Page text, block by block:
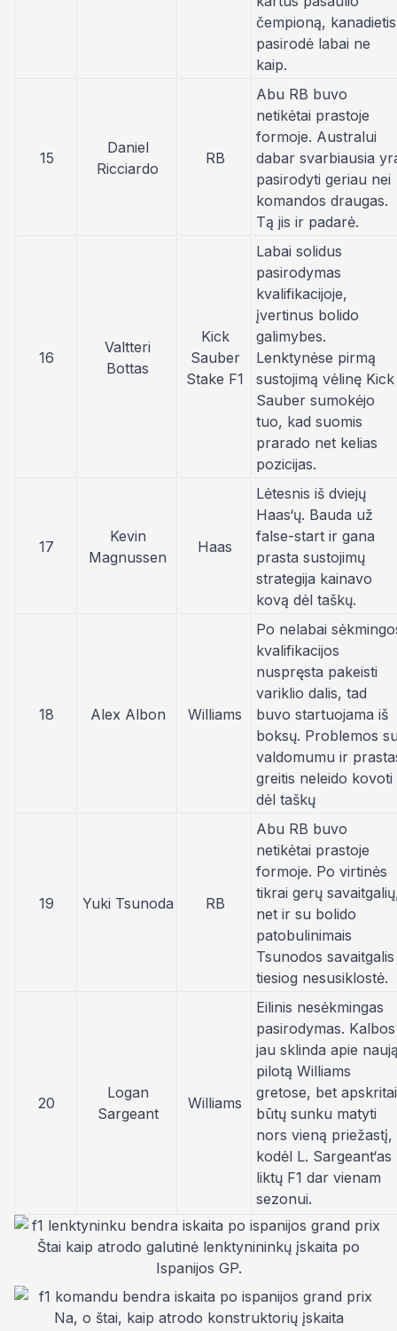
čempioną, kanadietis
pasirodė labai ne
kaip.
15
Daniel
Ricciardo
RB
Abu RB buvo
netikėtai prastoje
formoje. Australui
dabar svarbiausia
pasirodyti geriau nei
komandos draugas.
Tą jis ir padarė.
16
Valtteri
Bottas
Kick
Sauber
Stake F1
Labai solidus
pasirodymas
kvalifikacijoje,
įvertinus bolido
galimybes.
Lenktynėse pirmą
sustojimą vėlinę Kick
Sauber sumokėjo
tuo, kad suomis
prarado net kelias
pozicijas.
17
Kevin
Magnussen
Haas
Lėtesnis iš dviejų
Haas‘ų. Bauda už
false-start ir gana
prasta sustojimų
strategija kainavo
kovą dėl taškų.
18 Alex Albon Williams
Po nelabai
kvalifikacijos
nuspręsta pakeisti
variklio dalis, tad
buvo startuojama iš
boksų. Problemos
valdomumu ir
greitis neleido kovoti
dėl taškų
19 Yuki Tsunoda RB
Abu RB buvo
netikėtai prastoje
formoje. Po virtinės
tikrai gerų
net ir su bolido
patobulinimais
Tsunodos savaitgalis
tiesiog nesusiklostė.
20
Logan
Sargeant
Williams
Eilinis nesėkmingas
pasirodymas. Kalbos
jau sklinda apie
pilotą Williams
gretose, bet apskritai
būtų sunku matyti
nors vieną priežastį,
kodėl L. Sargeant‘as
liktų F1 dar vienam
sezonui.
Štai kaip atrodo galutinė lenktynininkų įskaita po
Ispanijos GP.
Na, o štai, kaip atrodo konstruktorių įskaita